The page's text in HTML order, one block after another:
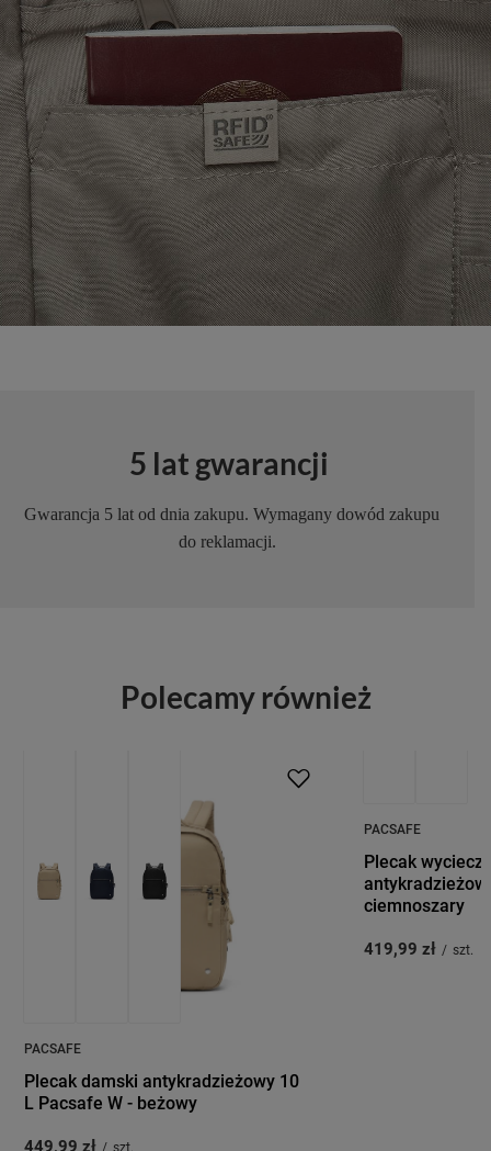
5 lat gwarancji
Gwarancja 5 lat od dnia zakupu. Wymagany dowód zakupu
do reklamacji.
Polecamy również
PACSAFE
Plecak damski antykradzieżowy 10
L Pacsafe W - beżowy
449,99 zł / szt.
PACSAFE
Plecak
ciemnoszary
419,99 zł / szt.